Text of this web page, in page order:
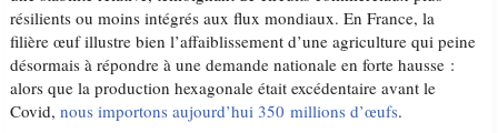
résilients ou moins intégrés aux flux mondiaux. En France, la
filière œuf illustre bien l’affaiblissement d’une agriculture qui peine
désormais à répondre à une demande nationale en forte hausse :
alors que la production hexagonale était excédentaire avant le
Covid,nous importons aujourd’hui 350 millions d’œufs.